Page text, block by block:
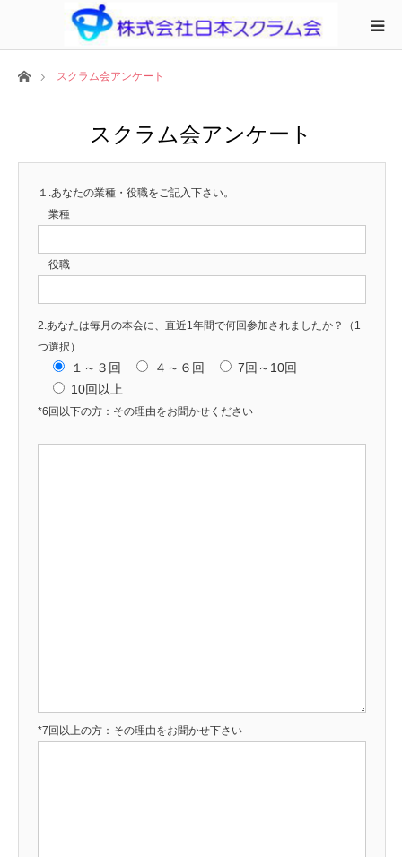
ホームスクラム会アンケート
スクラム会アンケート
１.あなたの業種・役職をご記入下さい。
業種
役職
2.あなたは毎月の本会に、直近1年間で何回参加されましたか？（1
つ選択）
１～３回 ４～６回
7回～10回
10回以上
*6回以下の方：その理由をお聞かせください
*7回以上の方：その理由をお聞かせ下さい